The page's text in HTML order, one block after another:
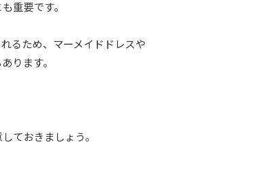
重要です。
るため、マーメイドドレスや
ります。
ておきましょう。